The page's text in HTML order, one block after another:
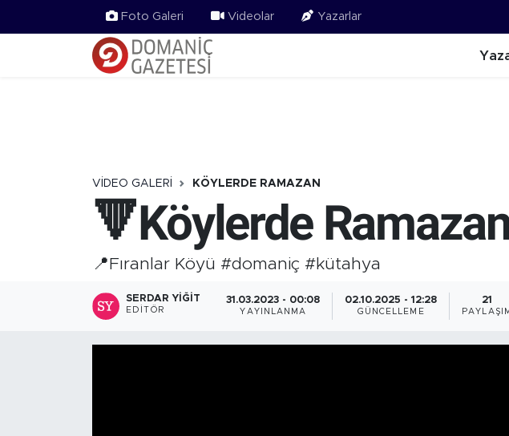
Foto Galeri Videolar Yazarlar
VIDEO GALERI KÖYLERDE RAMAZAN
🔻Köylerde
📍Fıranlar Köyü #domaniç #kütahya
SERDAR YIĞIT
EDITÖR
31.03.2023 - 00:08
YAYINLANMA
02.10.2025 - 12:28
GÜNCELLEME
21
PAYLAŞIM